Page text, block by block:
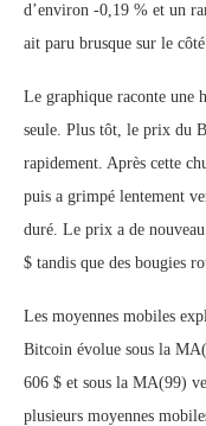
d’environ -0,19 % et un
ait paru brusque sur le
Le graphique raconte une
seule. Plus tôt, le prix du
rapidement. Après cette
puis a grimpé lentement
duré. Le prix a de
$ tandis que des bougies
Les moyennes mobiles
Bitcoin évolue sous la
606 $ et sous la MA(99)
plusieurs moyennes